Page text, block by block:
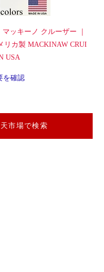
ッキーノ クルーザー ｜
リカ製 MACKINAW CRUI
USA
を確認
市場で検索